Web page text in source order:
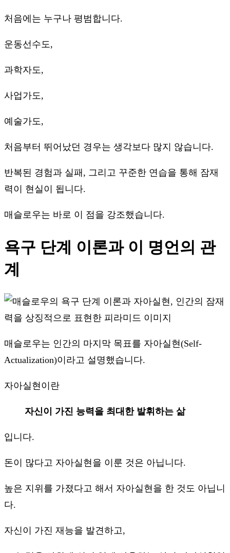
처음에는 누구나 평범합니다.
운동선수도,
과학자도,
사업가도,
예술가도,
처음부터 뛰어났던 경우는 생각보다 많지 않습니다.
반복된 경험과 실패, 그리고 꾸준한 연습을 통해 잠재
력이 현실이 됩니다.
매슬로우는 바로 이 점을 강조했습니다.
욕구 단계 이론과 이 명언의 관
계
매슬로우는 인간의 마지막 목표를 자아실현(Self-
Actualization)이라고 설명했습니다.
자아실현이란
자신이 가진 능력을 최대한 발휘하는 삶
입니다.
돈이 많다고 자아실현을 이룬 것은 아닙니다.
높은 지위를 가졌다고 해서 자아실현을 한 것도 아닙니
다.
자신이 가진 재능을 발견하고,